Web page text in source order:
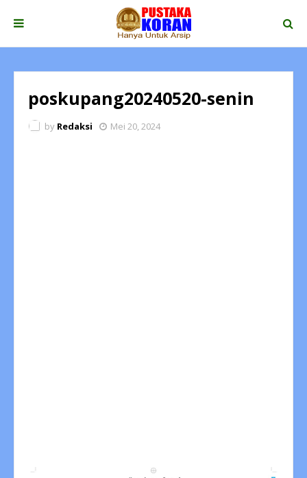
poskupang20240520-senin
by Redaksi Mei 20, 2024